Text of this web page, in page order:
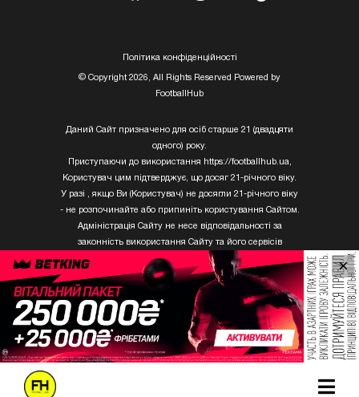
Полiтика конфiденцiйностi
© Copyright 2026, All Rights Reserved Powered by
FootballHub
Даний Сайт призначено для осіб старше 21 (двадцяти
одного) року.
Приступаючи до використання https://footballhub.ua,
Користувач цим підтверджує, що досяг 21-річного віку.
У разі , якщо Ви (Користувач) не досягли 21-річного віку
- не розпочинайте або припиніть користування Сайтом.
Адміністрація Сайту не несе відповідальності за
законність використання Сайту та його сервісів
Користувачем, який не досяг 21-річного віку.
Твори Getty Images, що розміщені на сайті, не можуть
бути використані третіми особами без письмового
дозволу ТОВ «ГЛОБАЛ ІМІДЖЕС ЮКРЕЙН.
×